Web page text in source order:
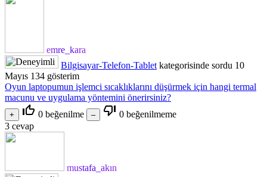
emre_kara
Bilgisayar-Telefon-Tablet kategorisinde sordu 10
Mayıs 134 gösterim
Oyun laptopumun işlemci sıcaklıklarını düşürmek için hangi termal
macunu ve uygulama yöntemini önerirsiniz?
thumb_up_off_alt 0 beğenilme thumb_down_off_alt 0 beğenilmeme
3 cevap
mustafa_akın